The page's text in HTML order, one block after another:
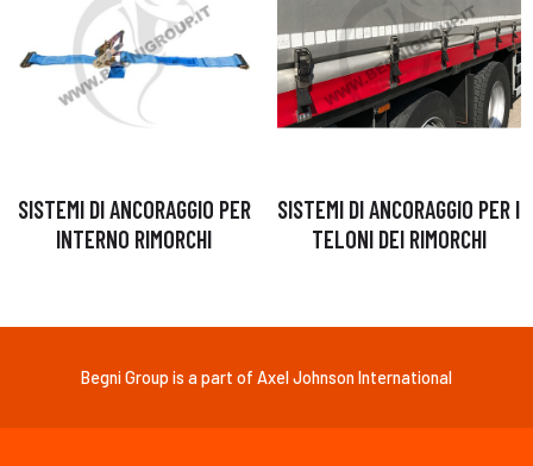
SISTEMI DI ANCORAGGIO PER
INTERNO RIMORCHI
SISTEMI DI ANCORAGGIO PER I
TELONI DEI RIMORCHI
Begni Group is a part of Axel Johnson International